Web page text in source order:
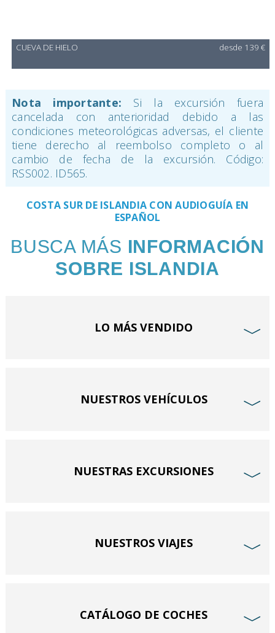
CUEVA DE HIELO desde 139 €
Nota importante: Si la excursión fuera
cancelada con anterioridad debido a las
condiciones meteorológicas adversas, el cliente
tiene derecho al reembolso completo o al
cambio de fecha de la excursión. Código:
RSS002. ID565.
COSTA SUR DE ISLANDIA CON AUDIOGUÍA EN
ESPAÑOL
BUSCA MÁS INFORMACIÓN
SOBRE ISLANDIA
LO MÁS VENDIDO ﹀
NUESTROS VEHÍCULOS ﹀
NUESTRAS EXCURSIONES ﹀
NUESTROS VIAJES ﹀
CATÁLOGO DE COCHES ﹀